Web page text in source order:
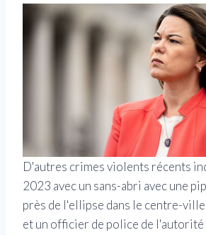
D'autres crimes violents récents
2023 avec un sans-abri avec une
près de l'ellipse dans le centre-
et un officier de police de l'autorité